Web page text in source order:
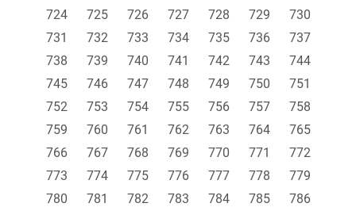
724
725 726 727 728 729
730
731
732 733 734 735 736
737
738
739 740 741 742 743
744
745
746 747 748 749 750
751
752
753 754 755 756 757
758
759
760 761 762 763 764
765
766
767 768 769 770 771
772
773
774 775 776 777 778
779
780
781 782 783 784 785
786